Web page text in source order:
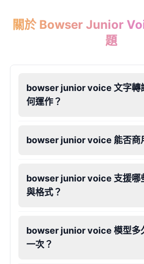
關於 Bowser Junior
題
bowser junior voice 文字轉
何運作？
bowser junior voice 能否商
bowser junior voice 支援哪
與格式？
bowser junior voice 模型多
一次？